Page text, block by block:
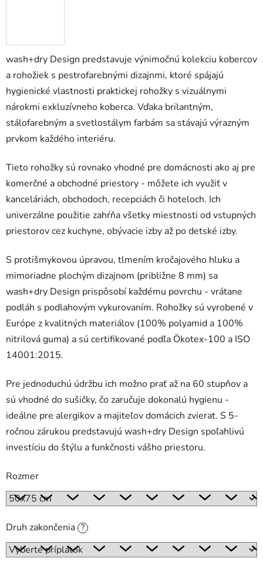
wash+dry Design predstavuje výnimočnú kolekciu kobercov
a rohožiek s pestrofarebnými dizajnmi, ktoré spájajú
hygienické vlastnosti praktickej rohožky s vizuálnymi
nárokmi exkluzívneho koberca. Vďaka brilantným,
stálofarebným a svetlostálym farbám sa stávajú výrazným
prvkom každého interiéru.
Tieto rohožky sú rovnako vhodné pre domácnosti ako aj pre
komerčné a obchodné priestory - môžete ich využiť v
kanceláriách, obchodoch, recepciách či hoteloch. Ich
univerzálne použitie zahŕňa všetky miestnosti od vstupných
priestorov cez kuchyne, obývacie izby až po detské izby.
S protišmykovou úpravou, tlmením kročajového hluku a
mimoriadne plochým dizajnom (približne 8 mm) sa
wash+dry Design prispôsobí každému povrchu - vrátane
podláh s podlahovým vykurovaním. Rohožky sú vyrobené v
Európe z kvalitných materiálov (100% polyamid a 100%
nitrilová guma) a sú certifikované podľa Ökotex-100 a ISO
14001:2015.
Pre jednoduchú údržbu ich možno prať až na 60 stupňov a
sú vhodné do sušičky, čo zaručuje dokonalú hygienu -
ideálne pre alergikov a majiteľov domácich zvierat. S 5-
ročnou zárukou predstavujú wash+dry Design spoľahlivú
investíciu do štýlu a funkčnosti vášho priestoru.
Rozmer
Druh zakončenia ?